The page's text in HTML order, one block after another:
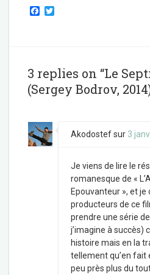
F
o
k
r
3 replies on “Le
(Sergey Bodrov,
Akodostefsur 3
Je viens de lire le
romanesque de «
Epouvanteur », et je
producteurs de ce
prendre une série
j’imagine à succès)
histoire mais en la
tellement qu’en fait
peu près plus du